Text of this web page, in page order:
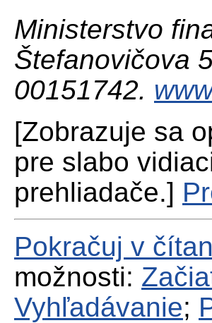
Ministerstvo
Štefanovičova
00151742.
[Zobrazuje sa
pre slabo
prehliadače.]
Pokračuj v
možnosti:
Vyhľadávanie;